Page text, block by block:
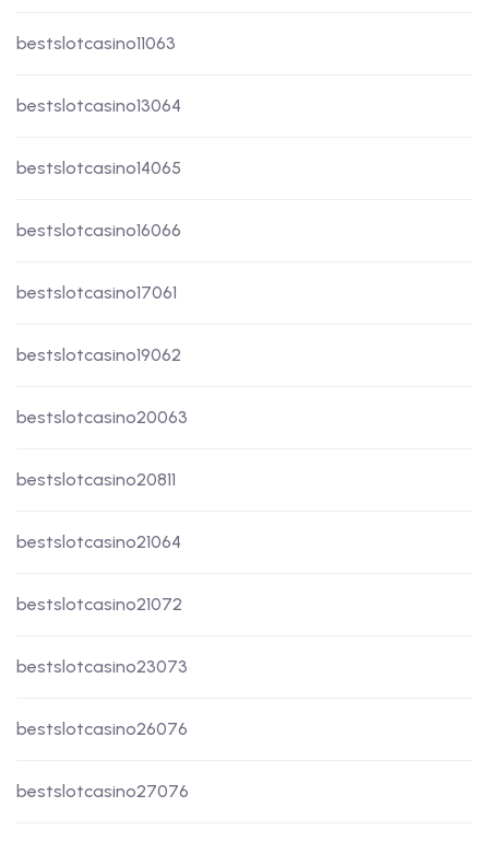
bestslotcasino11063
bestslotcasino13064
bestslotcasino14065
bestslotcasino16066
bestslotcasino17061
bestslotcasino19062
bestslotcasino20063
bestslotcasino20811
bestslotcasino21064
bestslotcasino21072
bestslotcasino23073
bestslotcasino26076
bestslotcasino27076